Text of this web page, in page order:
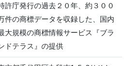
許庁発行の過去２０年、約３００
件の商標データを収録した、国内
大規模の商標情報サービス『ブラ
ドテラス』の提供